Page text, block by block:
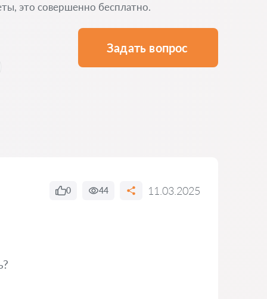
это совершенно бесплатно.
Задать вопрос
0 44 11.03.2025